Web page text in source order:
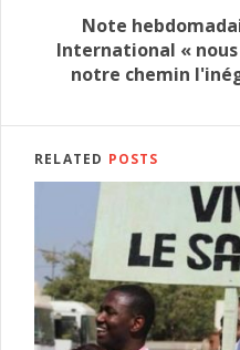
Note
International «
notre chemin
RELATED POSTS